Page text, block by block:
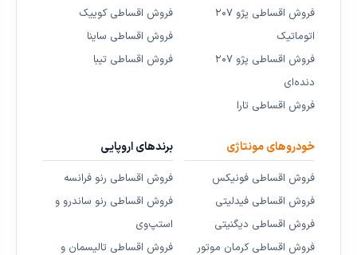
فروش اقساطی پژو ۲۰۷
اتوماتیک
فروش اقساطی پژو ۲۰۷
دنده‌ای
فروش اقساطی تارا
فروش اقساطی کوییک
فروش اقساطی ساینا
فروش اقساطی تیبا
خودروهای مونتاژی
فروش اقساطی فونیکس
فروش اقساطی فیدلیتی
فروش اقساطی دیگنیتی
فروش اقساطی کرمان موتور
برندهای اروپایی
فروش اقساطی رنو فرانسه
فروش اقساطی رنو ساندرو و
استپ‌وی
فروش اقساطی تالیسمان و